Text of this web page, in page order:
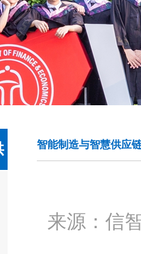
智能制造与智慧供应
来源：信